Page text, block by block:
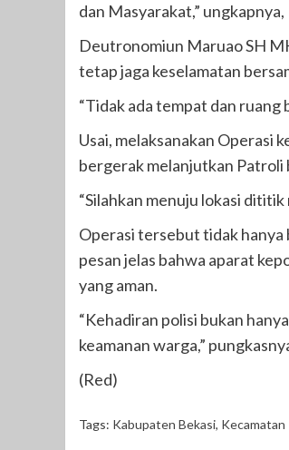
dan Masyarakat,” ungkapnya,
Deutronomiun Maruao SH
tetap jaga keselamatan
“Tidak ada tempat dan ruang
Usai, melaksanakan Operasi
bergerak melanjutkan
“Silahkan menuju lokasi
Operasi tersebut tidak
pesan jelas bahwa aparat
yang aman.
“Kehadiran polisi bukan
keamanan warga,”
(Red)
Tags: Kabupaten Bekasi,